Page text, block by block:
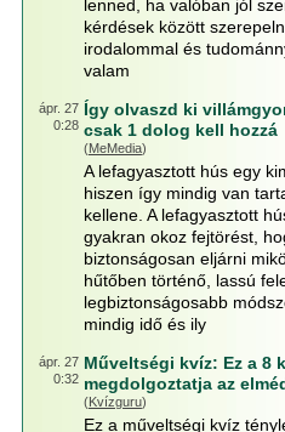
lenned, ha valóban jól
kérdések között
irodalommal és
valam
ápr. 27
0:28
Így olvaszd ki
csak 1 dolog kell hozzá
(MeMedia)
A lefagyasztott hús egy
hiszen így mindig van
kellene. A lefagyasztott
gyakran okoz fejtörést,
biztonságosan eljárni
hűtőben történő, lassú
legbiztonságosabb
mindig idő és ily
ápr. 27
0:32
Műveltségi kvíz: Ez a 8
megdolgoztatja az
(Kvízguru)
Ez a műveltségi kvíz